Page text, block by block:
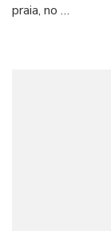
praia, no …